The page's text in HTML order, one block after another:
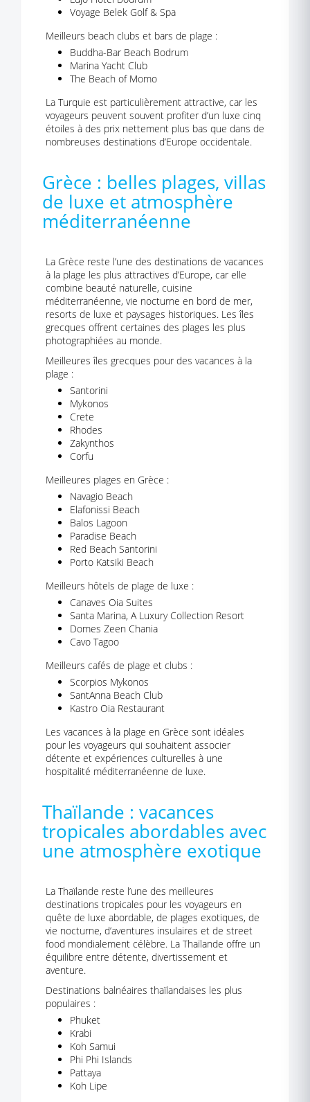
Voyage Belek Golf & Spa
Meilleurs beach clubs et bars de plage :
Buddha-Bar Beach Bodrum
Marina Yacht Club
The Beach of Momo
La Turquie est particulièrement attractive, car les
voyageurs peuvent souvent profiter d’un luxe cinq
étoiles à des prix nettement plus bas que dans de
nombreuses destinations d’Europe occidentale.
Grèce : belles plages, villas
de luxe et atmosphère
méditerranéenne
La Grèce reste l’une des destinations de vacances
à la plage les plus attractives d’Europe, car elle
combine beauté naturelle, cuisine
méditerranéenne, vie nocturne en bord de mer,
resorts de luxe et paysages historiques. Les îles
grecques offrent certaines des plages les plus
photographiées au monde.
Meilleures îles grecques pour des vacances à la
plage :
Santorini
Mykonos
Crete
Rhodes
Zakynthos
Corfu
Meilleures plages en Grèce :
Navagio Beach
Elafonissi Beach
Balos Lagoon
Paradise Beach
Red Beach Santorini
Porto Katsiki Beach
Meilleurs hôtels de plage de luxe :
Canaves Oia Suites
Santa Marina, A Luxury Collection Resort
Domes Zeen Chania
Cavo Tagoo
Meilleurs cafés de plage et clubs :
Scorpios Mykonos
SantAnna Beach Club
Kastro Oia Restaurant
Les vacances à la plage en Grèce sont idéales
pour les voyageurs qui souhaitent associer
détente et expériences culturelles à une
hospitalité méditerranéenne de luxe.
Thaïlande : vacances
tropicales abordables avec
une atmosphère exotique
La Thaïlande reste l’une des meilleures
destinations tropicales pour les voyageurs en
quête de luxe abordable, de plages exotiques, de
vie nocturne, d’aventures insulaires et de street
food mondialement célèbre. La Thaïlande offre un
équilibre entre détente, divertissement et
aventure.
Destinations balnéaires thaïlandaises les plus
populaires :
Phuket
Krabi
Koh Samui
Phi Phi Islands
Pattaya
Koh Lipe